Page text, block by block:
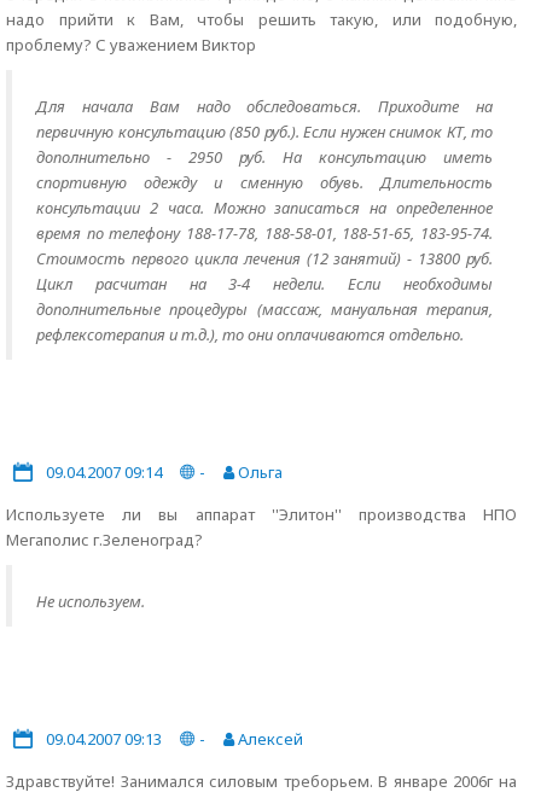
надо прийти к Вам, чтобы решить такую, или подобную,
проблему? С уважением Виктор
Для начала Вам надо обследоваться. Приходите на
первичную консультацию (850 руб.). Если нужен снимок КТ, то
дополнительно - 2950 руб. На консультацию иметь
спортивную одежду и сменную обувь. Длительность
консультации 2 часа. Можно записаться на определенное
время по телефону 188-17-78, 188-58-01, 188-51-65, 183-95-74.
Стоимость первого цикла лечения (12 занятий) - 13800 руб.
Цикл расчитан на 3-4 недели. Если необходимы
дополнительные процедуры (массаж, мануальная терапия,
рефлексотерапия и т.д.), то они оплачиваются отдельно.
09.04.2007 09:14 -
Ольга
Используете ли вы аппарат ''Элитон'' производства НПО
Мегаполис г.Зеленоград?
Не используем.
09.04.2007 09:13 -
Алексей
Здравствуйте! Занимался силовым треборьем. В январе 2006г на